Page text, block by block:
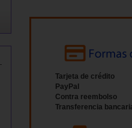
Tarjeta de crédito
PayPal
Contra reembolso
Transferencia